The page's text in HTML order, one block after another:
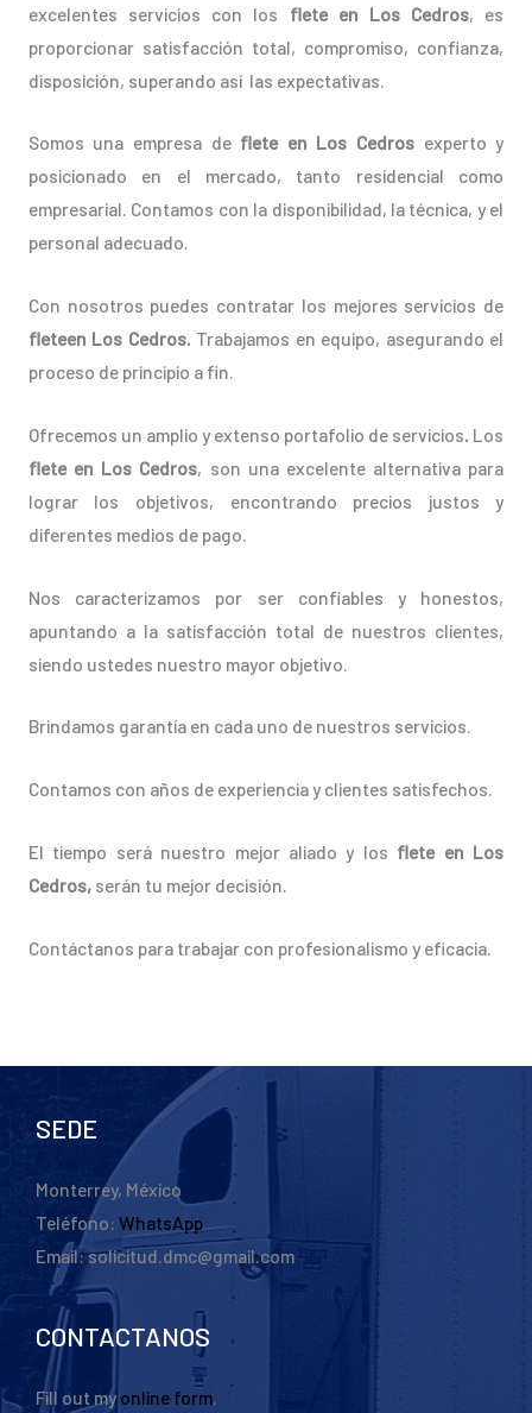
excelentes servicios con los flete en Los Cedros, es
proporcionar satisfacción total, compromiso, confianza,
disposición, superando así las expectativas.
Somos una empresa de flete en Los Cedrosexperto y
posicionado en el mercado, tanto residencial como
empresarial. Contamos con la disponibilidad, la técnica, y el
personal adecuado.
Con nosotros puedes contratar los mejores servicios de
fleteen Los Cedros. Trabajamos en equipo, asegurando el
proceso de principio a fin.
Ofrecemos un amplio y extenso portafolio de servicios. Los
flete en Los Cedros, son una excelente alternativa para
lograr los objetivos, encontrando precios justos y
diferentes medios de pago.
Nos caracterizamos por ser confiables y honestos,
apuntando a la satisfacción total de nuestros clientes,
siendo ustedes nuestro mayor objetivo.
Brindamos garantía en cada uno de nuestros servicios.
Contamos con años de experiencia y clientes satisfechos.
El tiempo será nuestro mejor aliado y los flete en Los
Cedros, serán tu mejor decisión.
Contáctanos para trabajar con profesionalismo y eficacia.
SEDE
Monterrey, México
Teléfono: WhatsApp
Email: solicitud.dmc@gmail.com
CONTACTANOS
Fill out my online form.